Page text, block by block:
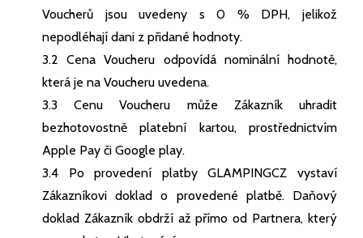
Voucherů jsou uvedeny s 0 % DPH, jelikož
nepodléhají dani z přidané hodnoty.
3.2 Cena Voucheru odpovídá nominální hodnotě,
která je na Voucheru uvedena.
3.3 Cenu Voucheru může Zákazník uhradit
bezhotovostně platební kartou, prostřednictvím
Apple Pay či Google play.
3.4 Po provedení platby GLAMPINGCZ vystaví
Zákazníkovi doklad o provedené platbě. Daňový
doklad Zákazník obdrží až přímo od Partnera, který